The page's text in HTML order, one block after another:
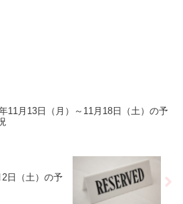
11月13日（月）～11月18日（土）の予
日（土）の予